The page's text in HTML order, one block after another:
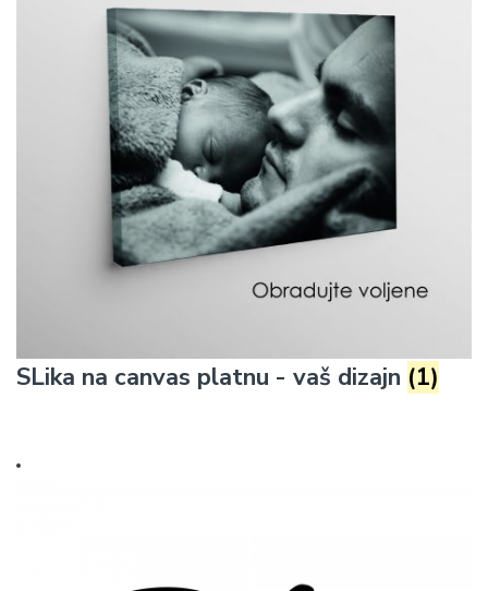
SLika na canvas platnu - vaš dizajn (1)